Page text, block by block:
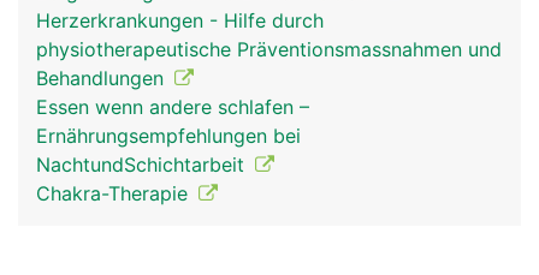
Herzerkrankungen - Hilfe durch
physiotherapeutische Präventionsmassnahmen und
Behandlungen
Essen wenn andere schlafen –
Ernährungsempfehlungen bei
NachtundSchichtarbeit
Chakra-Therapie